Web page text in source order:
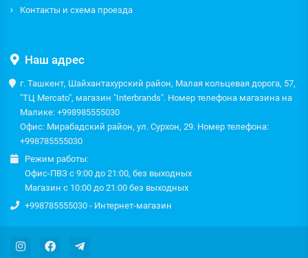
Контакты и схема проезда
Наш адрес
г. Ташкент, Шайхантахурский район, Малая кольцевая дорога, 57,
"ТЦ Mercato", магазин "Interbrands". Номер телефона магазина на
Малике: +998985555030
Офис: Мирабадский район, ул. Сурхон, 29. Номер телефона:
+998785555030
Режим работы:
Офис-ПВЗ с 9:00 до 21:00, без выходных
Магазин с 10:00 до 21:00 без выходных
+998785555030 - Интернет-магазин